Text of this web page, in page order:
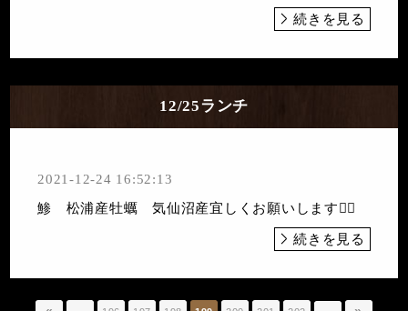
続きを見る
12/25ランチ
2021-12-24 16:52:13
鯵 松浦産牡蠣 気仙沼産宜しくお願いします🙇‍♀️
続きを見る